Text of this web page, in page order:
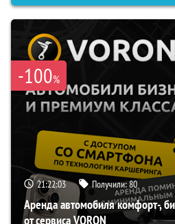
-100%
21:22:02 Получили:80
Аренда автомобиля комфорт-,
от сервиса VORON